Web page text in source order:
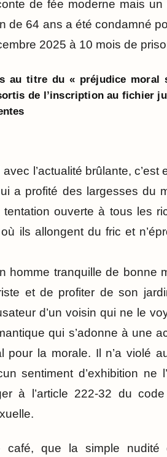
de fée moderne mais
de 64 ans a été condamné
2025 à 10 mois de
au titre du « préjudice
de l’inscription au fichier
l’actualité brûlante, c’est
a profité des largesses du
ouverte à tous les
ils allongent du fric et
homme tranquille de bonne
et de profiter de son
d’un voisin qui ne le
qui s’adonne à une
la morale. Il n’a violé
sentiment d’exhibition ne
à l’article 222-32 du
café, que la simple